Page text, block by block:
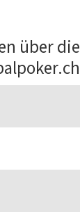
über die